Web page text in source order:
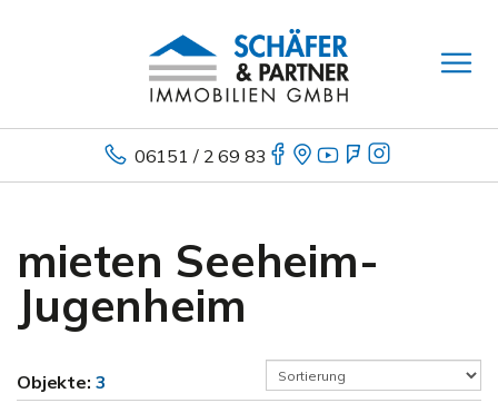
06151 / 2 69 83
mieten Seeheim-
Jugenheim
Objekte: 3